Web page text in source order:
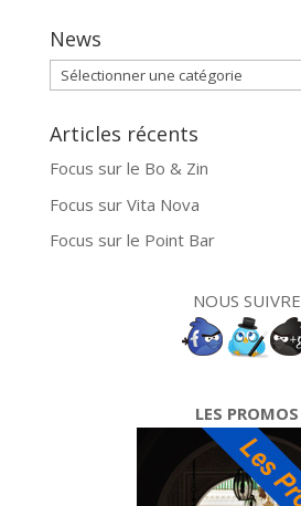
News
News
Articles récents
Focus sur le Bo & Zin
Focus sur Vita Nova
Focus sur le Point Bar
NOUS SUIVRE
LES PROMOS